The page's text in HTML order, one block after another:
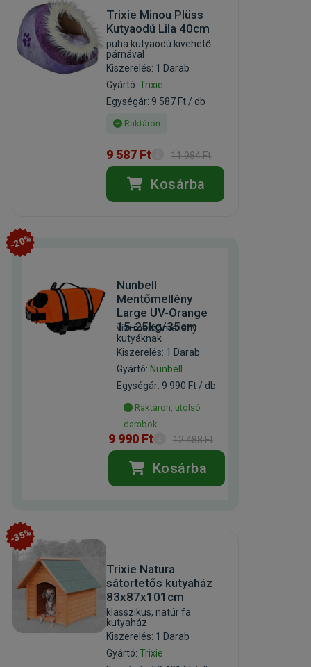
Trixie Minou Plüss
Kutyaodú Lila 40cm
puha kutyaodú kivehető
párnával
Kiszerelés: 1 Darab
Gyártó:Trixie
Egységár: 9 587 Ft / db
Raktáron
9 587 Ft 11 984 Ft
Kosárba
-20%
Nunbell
Mentőmellény
Large UV-Orange
15-25kg/35cm
vízi mentőmellény
kutyáknak
Kiszerelés: 1 Darab
Gyártó: Nunbell
Egységár: 9 990 Ft / db
Raktáron, utolsó
darabok
9 990 Ft 12 488 Ft
Kosárba
-35%
Trixie Natura
sátortetős kutyaház
83x87x101cm
klasszikus, natúr fa
kutyaház
Kiszerelés: 1 Darab
Gyártó:Trixie